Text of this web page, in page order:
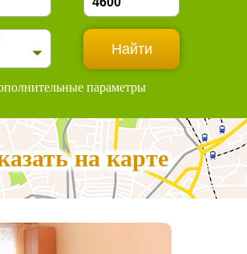
параметры
на карте